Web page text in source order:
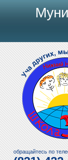
обращайтесь по